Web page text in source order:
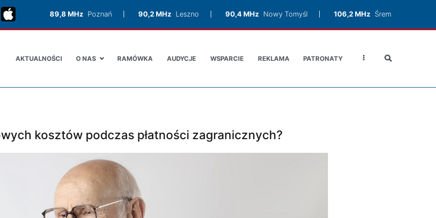
89,8 MHz Poznań 90,2 MHz Leszno 90,4 MHz Nowy Tomyśl 106,2 MHz Śrem
AKTUALNOŚCI O NAS RAMÓWKA AUDYCJE WSPARCIE REKLAMA PATRONATY
kosztów podczas płatności zagranicznych?